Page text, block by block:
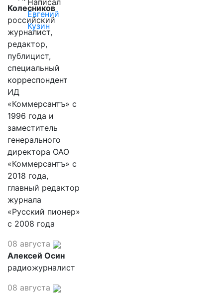
Написал
Евгений
Кузин
Колесников
российский
журналист,
редактор,
публицист,
специальный
корреспондент
ИД
«Коммерсантъ» с
1996 года и
заместитель
генерального
директора ОАО
«Коммерсантъ» с
2018 года,
главный редактор
журнала
«Русский пионер»
с 2008 года
08 августа
Алексей Осин
радиожурналист
08 августа